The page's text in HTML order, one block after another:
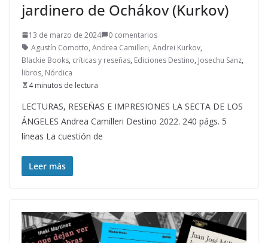
jardinero de Ochákov (Kurkov)
13 de marzo de 2024
0 comentarios
Agustín Comotto, Andrea Camilleri, Andrei Kurkov,
Blackie Books, críticas y reseñas, Ediciones Destino, Josechu Sanz,
libros, Nórdica
4 minutos de lectura
LECTURAS, RESEÑAS E IMPRESIONES LA SECTA DE LOS
ÁNGELES Andrea Camilleri Destino 2022. 240 págs. 5
líneas La cuestión de
Leer más